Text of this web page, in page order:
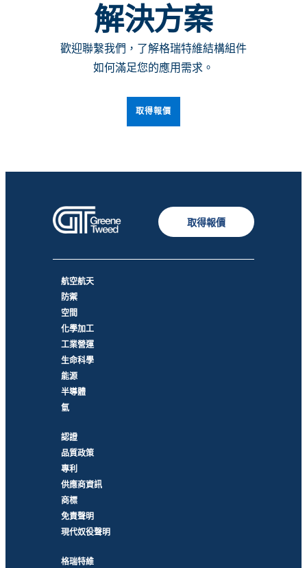
解決方案
歡迎聯繫我們，了解格瑞特維結構組件
如何滿足您的應用需求。
取得報價
取得報價
航空航天
防禦
空間
化學加工
工業營運
生命科學
能源
半導體
氫
認證
品質政策
專利
供應商資訊
商標
免責聲明
現代奴役聲明
格瑞特維